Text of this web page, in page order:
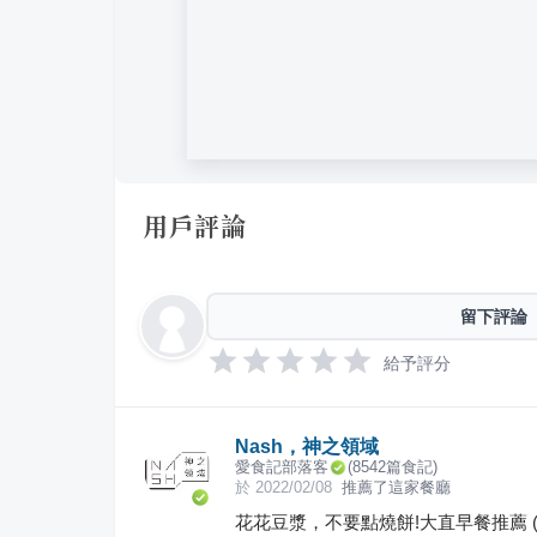
用戶評論
留下評論
給予評分
Nash，神之領域
愛食記部落客 (8542篇食記)
於 2022/02/08 推薦了這家餐廳
花花豆漿，不要點燒餅!大直早餐推薦